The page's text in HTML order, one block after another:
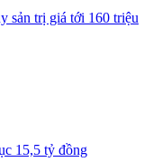
sản trị giá tới 160 triệu
15,5 tỷ đồng